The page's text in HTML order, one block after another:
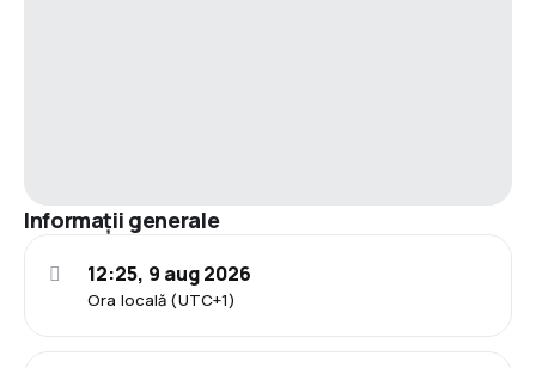
Informații generale
Ora locală (UTC+1)
12:25, 9 aug 2026